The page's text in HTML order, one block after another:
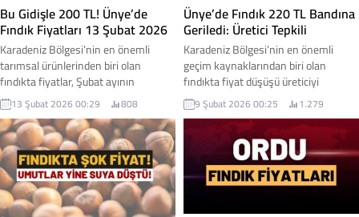
Bu Gidişle 200 TL! Ünye’de
Fındık Fiyatları 13 Şubat 2026
Karadeniz Bölgesi’nin en önemli
tarımsal ürünlerinden biri olan
fındıkta fiyatlar, Şubat ayının
ortalarında üreticinin beklentisinin
altında seyretmeye devam ediyor.
Ordu’nun Ünye ilçesinde serbest
piyasada fındık fiyatlarının 210-220
TL bandında işlem gördüğü öğrenildi.
Ünye 13 Şubat 2026 fındık kaç tl?
işte fındık fiyatları
13 Şubat 2026 00:29 808
Ünye’de Fındık 220 TL Bandına
Geriledi: Üretici Tepkili
Karadeniz Bölgesi’nin en önemli
geçim kaynaklarından biri olan
fındıkta fiyat düşüşü üreticiyi
endişelendirmeye devam ediyor.
Ordu’nun Ünye ilçesinde serbest
piyasada fındık fiyatı 220 TL bandına
kadar geriledi. Yaşanan düşüş, bölge
üreticilerinin tepkisini beraberinde
getirdi. 9 Şubat 2026 fındık fiyatları...
9 Şubat 2026 00:25 1.279